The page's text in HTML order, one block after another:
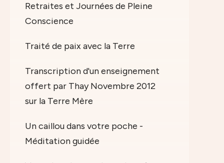
Retraites et Journées de Pleine
Conscience
Traité de paix avec la Terre
Transcription d'un enseignement
offert par Thay Novembre 2012
sur la Terre Mère
Un caillou dans votre poche -
Méditation guidée